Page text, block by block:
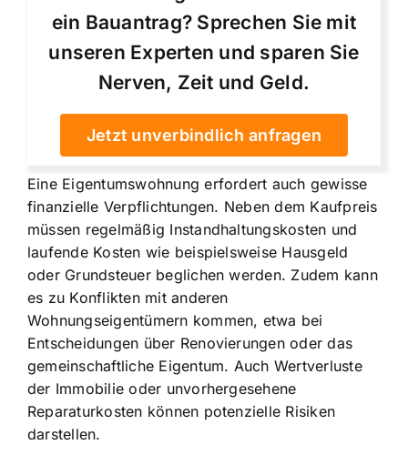
ein Bauantrag? Sprechen Sie mit
unseren Experten und sparen Sie
Nerven, Zeit und Geld.
Jetzt unverbindlich anfragen
Eine Eigentumswohnung erfordert auch gewisse
finanzielle Verpflichtungen. Neben dem Kaufpreis
müssen regelmäßig Instandhaltungskosten und
laufende Kosten wie beispielsweise Hausgeld
oder Grundsteuer beglichen werden. Zudem kann
es zu Konflikten mit anderen
Wohnungseigentümern kommen, etwa bei
Entscheidungen über Renovierungen oder das
gemeinschaftliche Eigentum. Auch Wertverluste
der Immobilie oder unvorhergesehene
Reparaturkosten können potenzielle Risiken
darstellen.